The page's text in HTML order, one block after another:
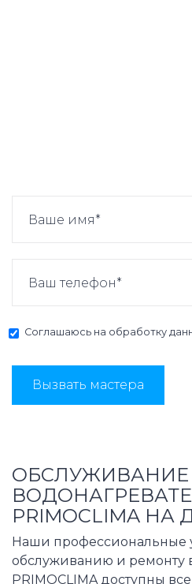
Соглашаюсь на обработку
Вызвать мастера
PRIMOCLIMA НА
Наши профессиональные
обслуживанию и ремонту
PRIMOCLIMA доступны